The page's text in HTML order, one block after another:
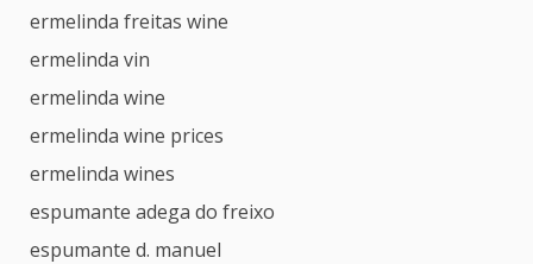
ermelinda freitas wine
ermelinda vin
ermelinda wine
ermelinda wine prices
ermelinda wines
espumante adega do freixo
espumante d. manuel